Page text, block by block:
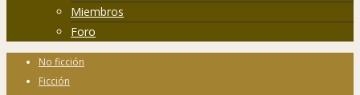
Miembros
Foro
No ficción
Ficción